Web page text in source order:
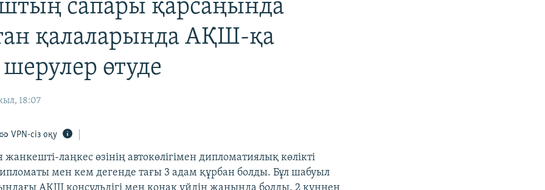
сапары қарсаңында
қалаларында АҚШ-қа
өтуде
18:07
VPN-сіз оқу
лаңкес өзінің автокөлігімен дипломатиялық көлікті
мен кем дегенде тағы 3 адам құрбан болды. Бұл шабуыл